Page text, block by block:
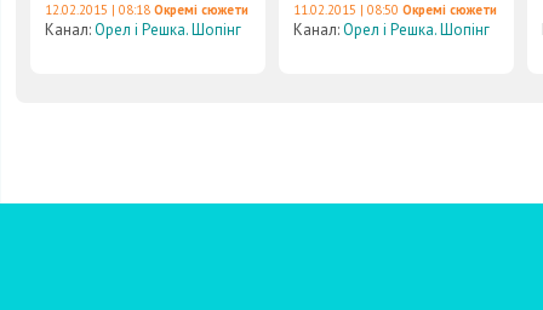
12.02.2015 | 08:18 Окремі сюжети
Канал:Орел і Решка. Шопінг
11.02.2015 | 08:50 Окремі сюжети
Канал:Орел і Решка. Шопінг